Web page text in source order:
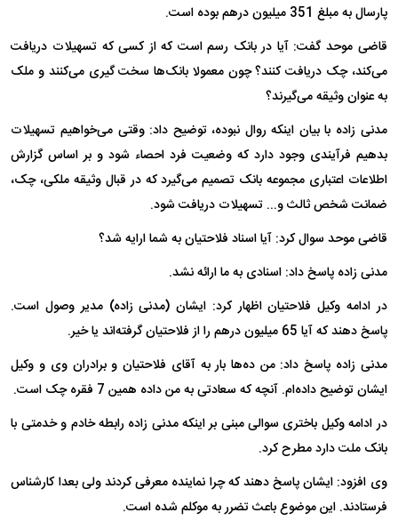
پارسال به مبلغ 351 میلیون درهم بوده است.
قاضی موحد گفت: آیا در بانک رسم است که از کسی که تسهیلات دریافت
می‌کند، چک دریافت کنند؟ چون معمولا بانک‌ها سخت گیری می‌کنند و ملک
به عنوان وثیقه می‌گیرند؟
مدنی زاده با بیان اینکه روال نبوده، توضیح داد: وقتی می‌خواهیم تسهیلات
بدهیم فرآیندی وجود دارد که وضعیت فرد احصاء شود و بر اساس گزارش
اطلاعات اعتباری مجموعه بانک تصمیم می‌گیرد که در قبال وثیقه ملکی، چک،
ضمانت شخص ثالث و... تسهیلات دریافت شود.
قاضی موحد سوال کرد: آیا اسناد فلاحتیان به شما ارایه شد؟
مدنی زاده پاسخ داد: اسنادی به ما ارائه نشد.
در ادامه وکیل فلاحتیان اظهار کرد: ایشان (مدنی زاده) مدیر وصول است.
پاسخ دهند که آیا 65 میلیون درهم را از فلاحتیان گرفته‌اند یا خیر.
مدنی زاده پاسخ داد: من ده‌ها بار به آقای فلاحتیان و برادران وی و وکیل
ایشان توضیح داده‌ام. آنچه که سعادتی به من داده همین 7 فقره چک است.
در ادامه وکیل باختری سوالی مبنی بر اینکه مدنی زاده رابطه خادم و خدمتی با
بانک ملت دارد مطرح کرد.
وی افزود: ایشان پاسخ دهند که چرا نماینده معرفی کردند ولی بعدا کارشناس
فرستادند. این موضوع باعث تضرر به موکلم شده است.